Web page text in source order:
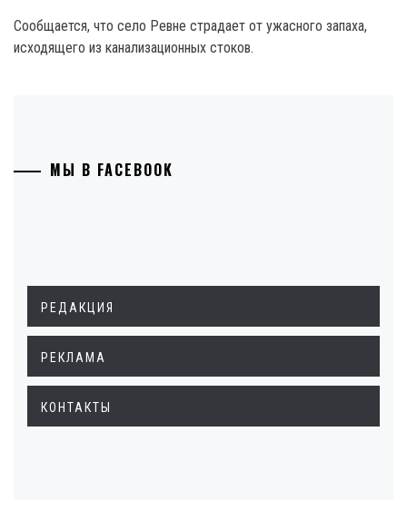
Сообщается, что село Ревне страдает от ужасного запаха,
исходящего из канализационных стоков.
МЫ В FACEBOOK
РЕДАКЦИЯ
РЕКЛАМА
КОНТАКТЫ